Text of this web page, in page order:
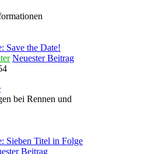
Save the Date!
Neuester Beitrag
bei Rennen und
Sieben Titel in Folge
Beitrag